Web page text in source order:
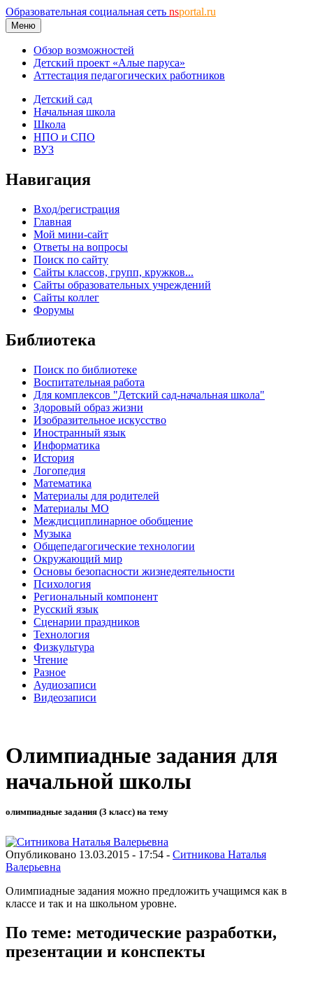
Образовательная социальная сеть nsportal.ru
Меню
Обзор возможностей
Детский проект «Алые паруса»
Аттестация педагогических работников
Детский сад
Начальная школа
Школа
НПО и СПО
ВУЗ
Навигация
Вход/регистрация
Главная
Мой мини-сайт
Ответы на вопросы
Поиск по сайту
Сайты классов, групп, кружков...
Сайты образовательных учреждений
Сайты коллег
Форумы
Библиотека
Поиск по библиотеке
Воспитательная работа
Для комплексов "Детский сад-начальная школа"
Здоровый образ жизни
Изобразительное искусство
Иностранный язык
Информатика
История
Логопедия
Математика
Материалы для родителей
Материалы МО
Междисциплинарное обобщение
Музыка
Общепедагогические технологии
Окружающий мир
Основы безопасности жизнедеятельности
Психология
Региональный компонент
Русский язык
Сценарии праздников
Технология
Физкультура
Чтение
Разное
Аудиозаписи
Видеозаписи
Олимпиадные задания для
начальной школы
олимпиадные задания (3 класс) на тему
Опубликовано 13.03.2015 - 17:54 - Ситникова Наталья
Валерьевна
Олимпиадные задания можно предложить учащимся как в
классе и так и на школьном уровне.
По теме: методические разработки,
презентации и конспекты